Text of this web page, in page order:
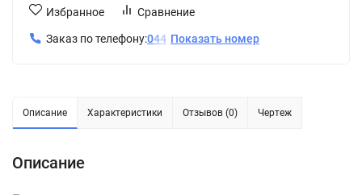
Избранное Сравнение
Заказ по телефону:044 Показать номер
Описание Характеристики Отзывов (0) Чертеж
Описание